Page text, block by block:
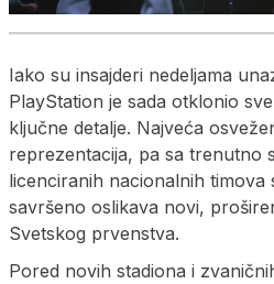
Iako su insajderi nedeljama
PlayStation je sada otklonio
ključne detalje. Najveća
reprezentacija, pa sa trenutno
licenciranih nacionalnih
savršeno oslikava novi,
Svetskog prvenstva.
Pored novih stadiona i